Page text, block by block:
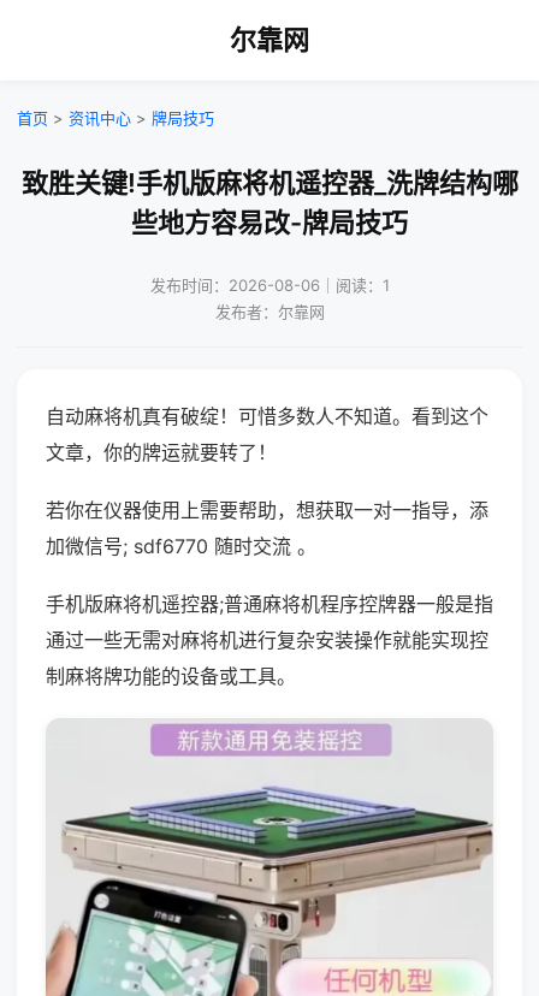
尔靠网
首页 > 资讯中心 > 牌局技巧
致胜关键!手机版麻将机遥控器_洗牌结构哪
些地方容易改-牌局技巧
发布时间：2026-08-06｜阅读：1
发布者：尔靠网
自动麻将机真有破绽！可惜多数人不知道。看到这个
文章，你的牌运就要转了！
若你在仪器使用上需要帮助，想获取一对一指导，添
加微信号; sdf6770 随时交流 。
手机版麻将机遥控器;普通麻将机程序控牌器一般是指
通过一些无需对麻将机进行复杂安装操作就能实现控
制麻将牌功能的设备或工具。